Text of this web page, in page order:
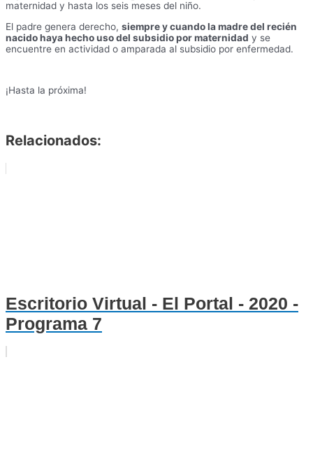
maternidad y hasta los seis meses del niño.
El padre genera derecho, siempre y cuando la madre del recién
nacido haya hecho uso del subsidio por maternidad y se
encuentre en actividad o amparada al subsidio por enfermedad.
¡Hasta la próxima!
Relacionados:
Escritorio Virtual - El Portal - 2020 -
Programa 7